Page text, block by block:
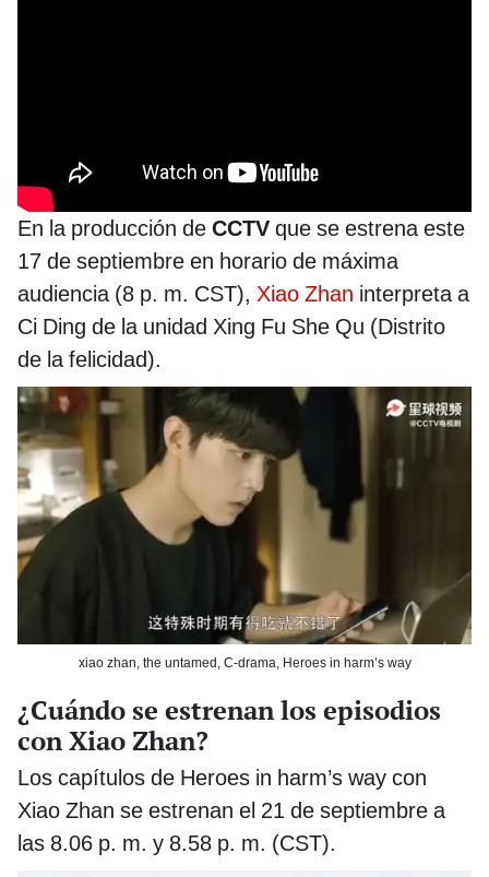
En la producción de CCTV que se estrena este
17 de septiembre en horario de máxima
audiencia (8 p. m. CST), Xiao Zhan interpreta a
Ci Ding de la unidad Xing Fu She Qu (Distrito
de la felicidad).
xiao zhan, the untamed, C-drama, Heroes in harm’s way
¿Cuándo se estrenan los episodios
con Xiao Zhan?
Los capítulos de Heroes in harm’s way con
Xiao Zhan se estrenan el 21 de septiembre a
las 8.06 p. m. y 8.58 p. m. (CST).